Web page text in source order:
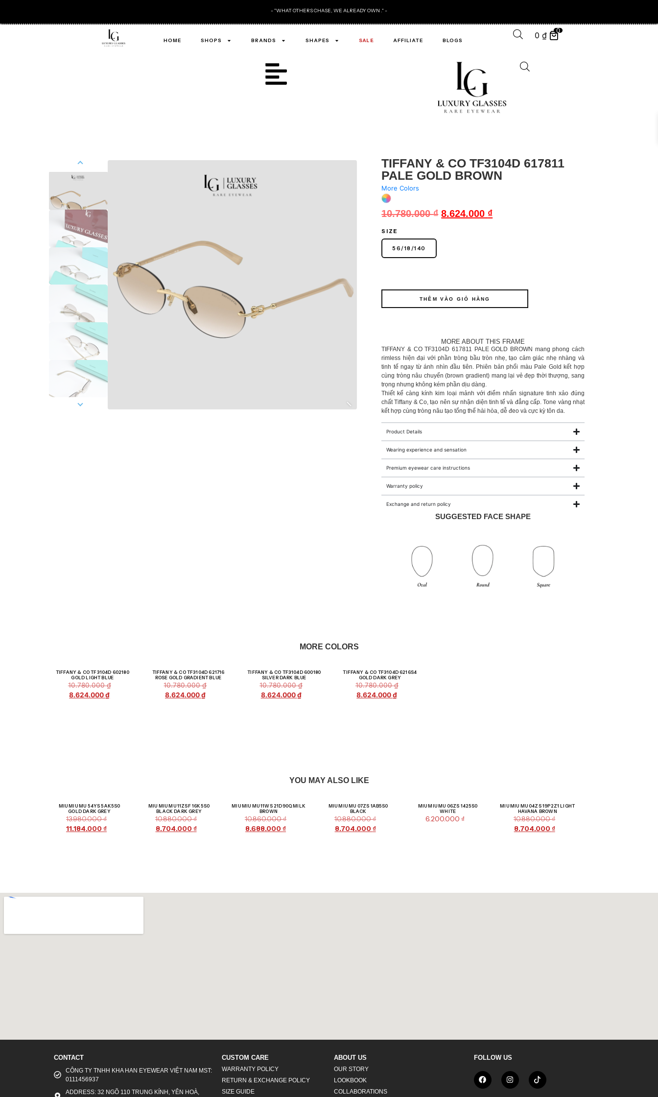
- "WHAT OTHERS CHASE, WE ALREADY OWN ." -
HOME SHOPS BRANDS SHAPES SALE AFFILIATE BLOGS
0₫ 0
TIFFANY & CO TF3104D 617811
PALE GOLD BROWN
More Colors
10.780.000₫ 8.624.000 ₫
SIZE
56 /18 /140
THÊM VÀO GIỎ HÀNG
MORE ABOUT THIS FRAME
TIFFANY & CO TF3104D 617811 PALE GOLD BROWN mang phong cách
rimless hiện đại với phần tròng bầu tròn nhẹ, tạo cảm giác nhẹ nhàng và
tinh tế ngay từ ánh nhìn đầu tiên. Phiên bản phối màu Pale Gold kết hợp
cùng tròng nâu chuyển (brown gradient) mang lại vẻ đẹp thời thượng, sang
trọng nhưng không kém phần dịu dàng.
Thiết kế càng kính kim loại mảnh với điểm nhấn signature tinh xảo đúng
chất Tiffany & Co, tạo nên sự nhận diện tinh tế và đẳng cấp. Tone vàng nhạt
kết hợp cùng tròng nâu tạo tổng thể hài hòa, dễ đeo và cực kỳ tôn da.
Product Details
Wearing experience and sensation
Premium eyewear care instructions
Warranty policy
Exchange and return policy
SUGGESTED FACE SHAPE
MORE COLORS
TIFFANY & CO TF3104D 602180
GOLD LIGHT BLUE
10.780.000₫
8.624.000₫
TIFFANY & CO TF3104D 621716
ROSE GOLD GRADIENT BLUE
10.780.000₫
8.624.000₫
TIFFANY & CO TF3104D 600180
SILVER DARK BLUE
10.780.000₫
8.624.000₫
TIFFANY & CO TF3104D 6216S4
GOLD DARK GREY
10.780.000₫
8.624.000₫
YOU MAY ALSO LIKE
MIU MIU MU 54YS 5AK5S0
GOLD DARK GREY
13.980.000₫
11.184.000₫
MIU MIU MU 11ZSF 16K5S0
BLACK DARK GREY
10.880.000₫
8.704.000 ₫
MIU MIU MU 11WS 21D90Q MILK
BROWN
10.860.000₫
8.688.000₫
MIU MIU MU 07ZS 1AB5S0
BLACK
10.880.000₫
8.704.000 ₫
MIU MIU MU 06ZS 1425S0
WHITE
6.200.000 ₫
MIU MIU MU 04ZS 19P2Z1 LIGHT
HAVANA BROWN
10.880.000₫
8.704.000 ₫
CONTACT
CÔNG TY TNHH KHA HAN EYEWEAR VIỆT NAM MST:
0111456937
ADDRESS: 32 NGÕ 110 TRUNG KÍNH, YÊN HOÀ,
CUSTOM CARE
WARRANTY POLICY
RETURN & EXCHANGE POLICY
SIZE GUIDE
ABOUT US
OUR STORY
LOOKBOOK
COLLABORATIONS
FOLLOW US